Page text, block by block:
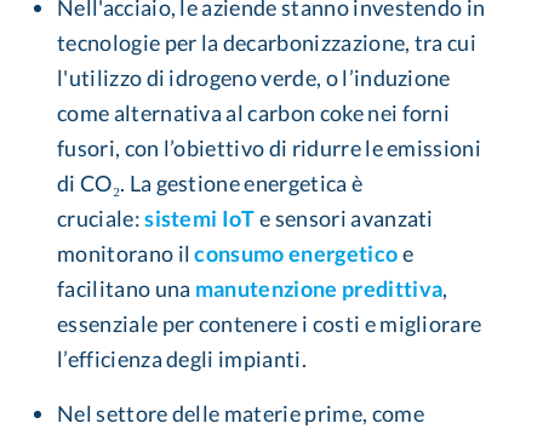
Nell'acciaio, le aziende stanno investendo in
tecnologie per la decarbonizzazione, tra cui
l'utilizzo di idrogeno verde, o l’induzione
come alternativa al carbon coke nei forni
fusori, con l’obiettivo di ridurre le emissioni
di CO₂. La gestione energetica è
cruciale:sistemi IoTe sensori avanzati
monitorano ilconsumo energeticoe
facilitano una manutenzione predittiva,
essenziale per contenere i costi e migliorare
l’efficienza degli impianti.
Nel settore delle materie prime, come